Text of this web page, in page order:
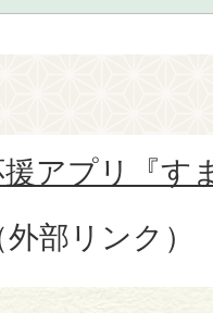
アプリ『す
外部リンク）